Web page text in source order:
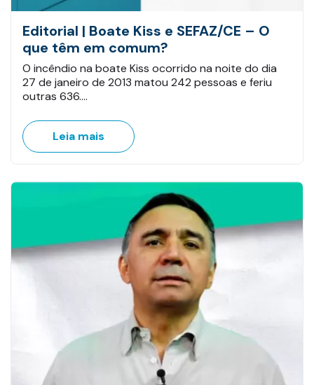
Editorial | Boate Kiss e SEFAZ/CE – O
que têm em comum?
O incêndio na boate Kiss ocorrido na noite do dia
27 de janeiro de 2013 matou 242 pessoas e feriu
outras 636.…
Leia mais